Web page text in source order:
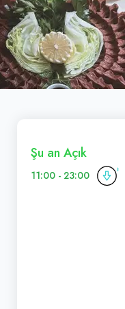
Şu an Açık
11:00 - 23:00